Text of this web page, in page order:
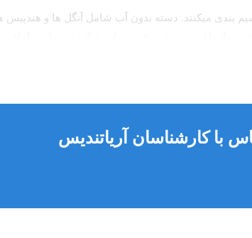
بندی میکنند. دسته بدون آب شامل آنگل ها و
با کارشناسان آریاتندیس